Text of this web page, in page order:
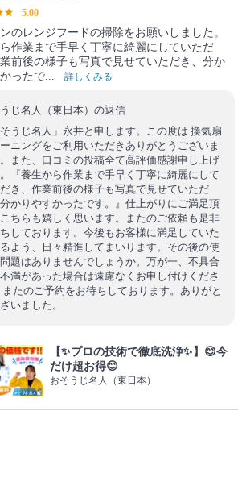
5.00
のレンジフードの掃除をお願いしました。
作業まで手早く丁寧に綺麗にしていただ
前後の様子も写真で見せていただき、分か
ったで...
詳しくみる
じ名人（東日本）の返信
そうじ名人」永井と申します。この度は 換気扇
ニングをご利用いただきありがとうございま
また、口コミの投稿全て高評価感謝申し上げ
『養生から作業まで手早く丁寧に綺麗にして
き、作業前後の様子も写真で見せていただ
かりやすかったです。』仕上がりにご満足頂
ちらも嬉しく思います。またのご依頼も是非
しております。今後もお客様に満足していた
よう、日々精進してまいります。その後の使
題はありませんでしょうか。万が一、不具合
満があった場合は遠慮なくお申し付けくださ
またのご予約をお待ちしております。ありがと
いました。
【✨プロの技術で徹底洗浄✨】😊今
だけ超お得😊
おそうじ名人（東日本）